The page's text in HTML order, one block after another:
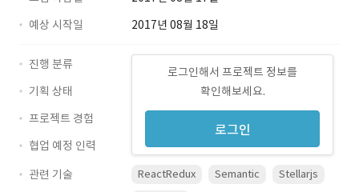
예상 시작일
2017년 08월 18일
로그인해서 프로젝트 정보를
확인해보세요.
로그인
진행 분류
기획 상태
프로젝트 경험
협업 예정 인력
관련 기술
ReactRedux Semantic
Stellarjs